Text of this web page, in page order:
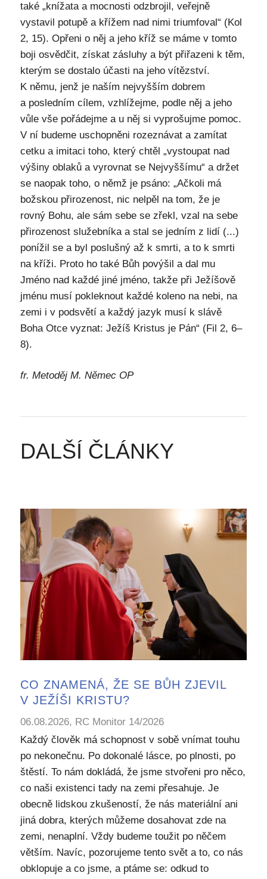
také „knížata a mocnosti odzbrojil, veřejně
vystavil potupě a křížem nad nimi triumfoval“ (Kol
2, 15). Opřeni o něj a jeho kříž se máme v tomto
boji osvědčit, získat zásluhy a být přiřazeni k těm,
kterým se dostalo účasti na jeho vítězství.
K němu, jenž je naším nejvyšším dobrem
a posledním cílem, vzhlížejme, podle něj a jeho
vůle vše pořádejme a u něj si vyprošujme pomoc.
V ní budeme uschopněni rozeznávat a zamítat
cetku a imitaci toho, který chtěl „vystoupat nad
výšiny oblaků a vyrovnat se Nejvyššímu“ a držet
se naopak toho, o němž je psáno: „Ačkoli má
božskou přirozenost, nic nelpěl na tom, že je
rovný Bohu, ale sám sebe se zřekl, vzal na sebe
přirozenost služebníka a stal se jedním z lidí (...)
ponížil se a byl poslušný až k smrti, a to k smrti
na kříži. Proto ho také Bůh povýšil a dal mu
Jméno nad každé jiné jméno, takže při Ježíšově
jménu musí pokleknout každé koleno na nebi, na
zemi i v podsvětí a každý jazyk musí k slávě
Boha Otce vyznat: Ježíš Kristus je Pán“ (Fil 2, 6–
8).
fr. Metoděj M. Němec OP
DALŠÍ ČLÁNKY
CO ZNAMENÁ, ŽE SE BŮH ZJEVIL
V JEŽÍŠI KRISTU?
06.08.2026, RC Monitor 14/2026
Každý člověk má schopnost v sobě vnímat touhu
po nekonečnu. Po dokonalé lásce, po plnosti, po
štěstí. To nám dokládá, že jsme stvořeni pro něco,
co naši existenci tady na zemi přesahuje. Je
obecně lidskou zkušeností, že nás materiální ani
jiná dobra, kterých můžeme dosahovat zde na
zemi, nenaplní. Vždy budeme toužit po něčem
větším. Navíc, pozorujeme tento svět a to, co nás
obklopuje a co jsme, a ptáme se: odkud to